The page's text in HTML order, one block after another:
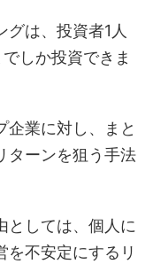
は、投資者1人
しか投資できま
企業に対し、まと
ターンを狙う手法
としては、個人に
を不安定にするリ